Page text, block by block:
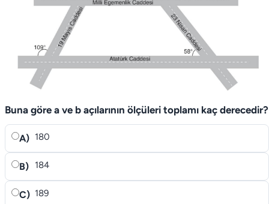
Buna göre a ve b açılarının ölçüleri toplamı kaç derecedir?
A) 180
B) 184
C) 189